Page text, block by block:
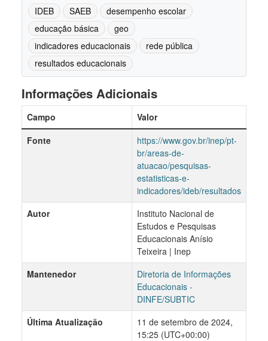
IDEB SAEB
desempenho escolar
educação básica
geo
indicadores educacionais
rede pública
resultados educacionais
Informações Adicionais
Campo
Valor
Fonte
https://www.gov.br/inep/pt-
br/areas-de-
atuacao/pesquisas-
estatisticas-e-
indicadores/ideb/resultados
Autor
Instituto Nacional de
Estudos e Pesquisas
Educacionais Anísio
Teixeira | Inep
Mantenedor
Diretoria de Informações
Educacionais -
DINFE/SUBTIC
Última Atualização
11 de setembro de 2024,
15:25 (UTC+00:00)